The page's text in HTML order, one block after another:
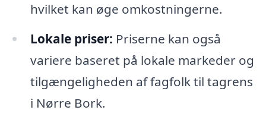
hvilket kan øge omkostningerne.
Lokale priser: Priserne kan også
variere baseret på lokale markeder og
tilgængeligheden af fagfolk til tagrens
i Nørre Bork.